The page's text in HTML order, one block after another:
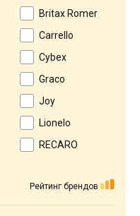
Britax Romer
Carrello
Cybex
Graco
Joy
Lionelo
RECARO
Рейтинг брендов